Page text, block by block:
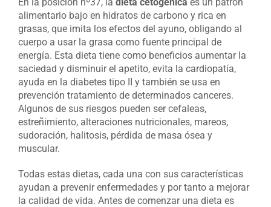
alimentario bajo en hidratos de carbono y rica en
grasas, que imita los efectos del ayuno, obligando al
cuerpo a usar la grasa como fuente principal de
energía. Esta dieta tiene como beneficios aumentar la
saciedad y disminuir el apetito, evita la cardiopatía,
ayuda en la diabetes tipo II y también se usa en
prevención tratamiento de determinados canceres.
Algunos de sus riesgos pueden ser cefaleas,
estreñimiento, alteraciones nutricionales, mareos,
sudoración, halitosis, pérdida de masa ósea y
muscular.
Todas estas dietas, cada una con sus características
ayudan a prevenir enfermedades y por tanto a mejorar
la calidad de vida. Antes de comenzar una dieta es